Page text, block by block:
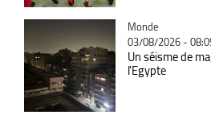
Catégorie
Monde
03/08/2026 -
Un séisme de
l'Egypte